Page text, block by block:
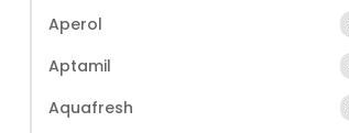
Aperol
Aptamil
Aquafresh